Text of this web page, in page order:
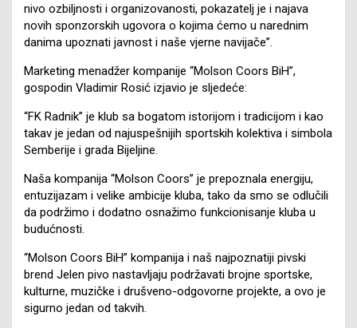
nivo ozbiljnosti i organizovanosti, pokazatelj je i najava
novih sponzorskih ugovora o kojima ćemo u narednim
danima upoznati javnost i naše vjerne navijače”.
Marketing menadžer kompanije “Molson Coors BiH”,
gospodin Vladimir Rosić izjavio je sljedeće:
“FK Radnik” je klub sa bogatom istorijom i tradicijom i kao
takav je jedan od najuspešnijih sportskih kolektiva i simbola
Semberije i grada Bijeljine.
Naša kompanija “Molson Coors” je prepoznala energiju,
entuzijazam i velike ambicije kluba, tako da smo se odlučili
da podržimo i dodatno osnažimo funkcionisanje kluba u
budućnosti.
“Molson Coors BiH” kompanija i naš najpoznatiji pivski
brend Jelen pivo nastavljaju podržavati brojne sportske,
kulturne, muzičke i drušveno-odgovorne projekte, a ovo je
sigurno jedan od takvih.